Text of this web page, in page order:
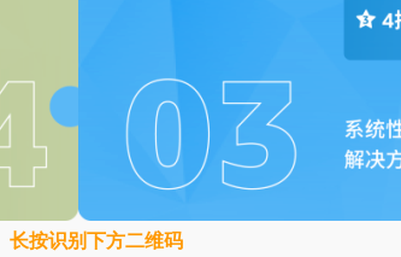
长按识别下方二维码